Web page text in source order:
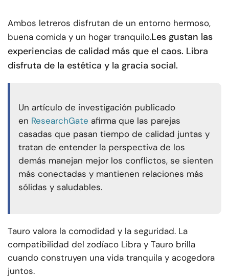
Ambos letreros disfrutan de un entorno hermoso,
buena comida y un hogar tranquilo.Les gustan las
experiencias de calidad más que el caos. Libra
disfruta de la estética y la gracia social.
Un artículo de investigación publicado
en ResearchGate afirma que las parejas
casadas que pasan tiempo de calidad juntas y
tratan de entender la perspectiva de los
demás manejan mejor los conflictos, se sienten
más conectadas y mantienen relaciones más
sólidas y saludables.
Tauro valora la comodidad y la seguridad. La
compatibilidad del zodíaco Libra y Tauro brilla
cuando construyen una vida tranquila y acogedora
juntos.